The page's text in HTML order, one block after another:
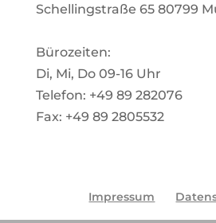
Schellingstraße 65 80799
Bürozeiten:
Di, Mi, Do 09-16 Uhr
Telefon: +49 89 282076
Fax: +49 89 2805532
Impressum